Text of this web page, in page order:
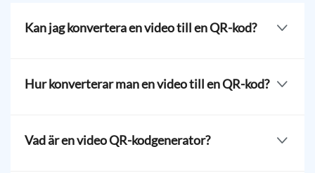
Kan jag konvertera en video till en QR-kod?
och lägga till en logotyp. De kan matcha den med sin
varumärkesprofil eller vara kreativa för att göra sin QR
Hur konverterar man en video till en QR-kod?
helst till QR. Klicka på knappen Ladda upp File, välj din
MP4 file, och generera din QR-kod video.
Vad är en video QR-kodgenerator?